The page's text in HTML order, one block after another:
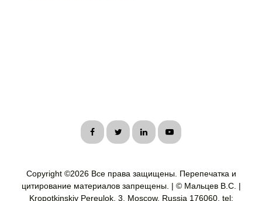
Copyright ©2026 Все права защищены. Перепечатка и
цитирование материалов запрещены. | © Мальцев В.С. |
Kropotkinskiy Pereulok, 3, Moscow, Russia 176060, tel: